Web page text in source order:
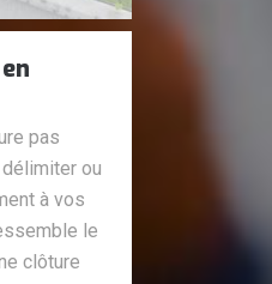
pas
ou
à vos
le
clôture